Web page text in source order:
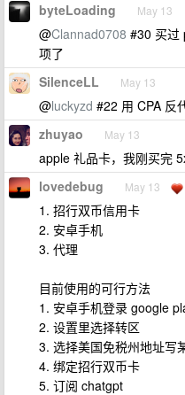
byteLoading May 13
@Clannad0708 #30 买过
项了
SilenceLL May 13
@luckyzd #22 用 CPA 反
zhuyao May 13
apple 礼品卡，我刚买完
lovedebug May 13
1. 招行双币信用卡
2. 安卓手机
3. 代理
目前使用的可行方法
1. 安卓手机登录 google
2. 设置里选择转区
3. 选择美国免税州地址写
4. 绑定招行双币卡
5. 订阅 chatgpt